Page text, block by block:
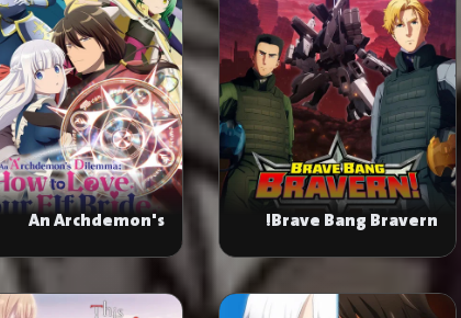
Brave Bang Bravern!
An Archdemon's